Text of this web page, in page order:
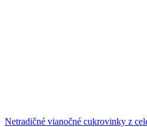
Netradičné vianočné cukrovinky z